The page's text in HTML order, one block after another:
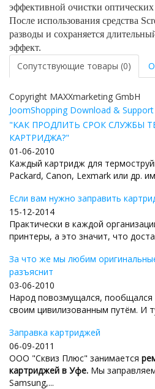
эффективной очистки
После использования средства
разводы и сохраняется
эффект.
Сопутствующие товары (0)
Copyright MAXXmarketing GmbH
JoomShopping Download & Support
"КАК ПРОДЛИТЬ СРОК СЛУЖБЫ
КАРТРИДЖА?"
01-06-2010
Каждый картридж для
Packard, Canon, Lexmark или др.
Если вам нужно заправить
15-12-2014
Практически в каждой
принтеры, а это значит, что
За что же мы любим
разъяснит
03-06-2010
Народ повозмущался,
своим цивилизованным путём. И
Заправка картриджей
06-09-2011
ООО "Сквиз Плюс" занимается
картриджей в Уфе. Мы
Samsung,...